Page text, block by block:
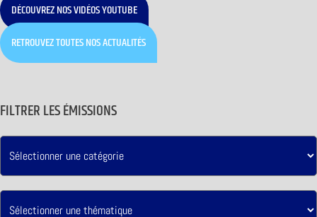
DÉCOUVREZ NOS VIDÉOS YOUTUBE
RETROUVEZ TOUTES NOS ACTUALITÉS
FILTRER LES ÉMISSIONS